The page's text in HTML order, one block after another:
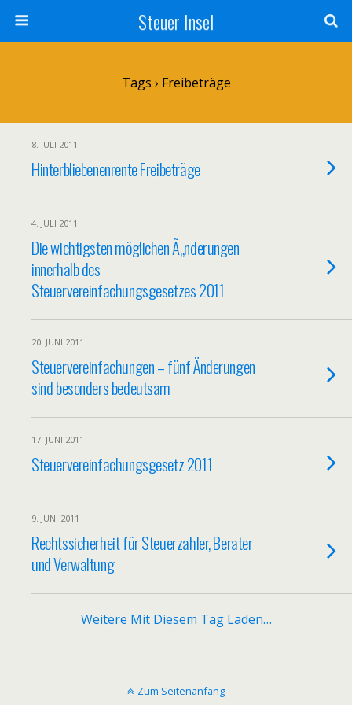
Steuer Insel
Tags › Freibeträge
8. JULI 2011
Hinterbliebenenrente Freibeträge
4. JULI 2011
Die wichtigsten möglichen Ã„nderungen
innerhalb des
Steuervereinfachungsgesetzes 2011
20. JUNI 2011
Steuervereinfachungen – fünf Änderungen
sind besonders bedeutsam
17. JUNI 2011
Steuervereinfachungsgesetz 2011
9. JUNI 2011
Rechtssicherheit für Steuerzahler, Berater
und Verwaltung
Weitere Mit Diesem Tag Laden…
Zum Seitenanfang